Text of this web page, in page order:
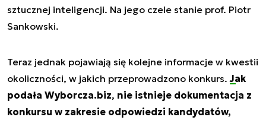
sztucznej inteligencji. Na jego czele stanie prof. Piotr
Sankowski.
Teraz jednak pojawiają się kolejne informacje w kwestii
okoliczności, w jakich przeprowadzono konkurs.Jak
podała Wyborcza.biz, nie istnieje dokumentacja z
konkursu w zakresie odpowiedzi kandydatów,